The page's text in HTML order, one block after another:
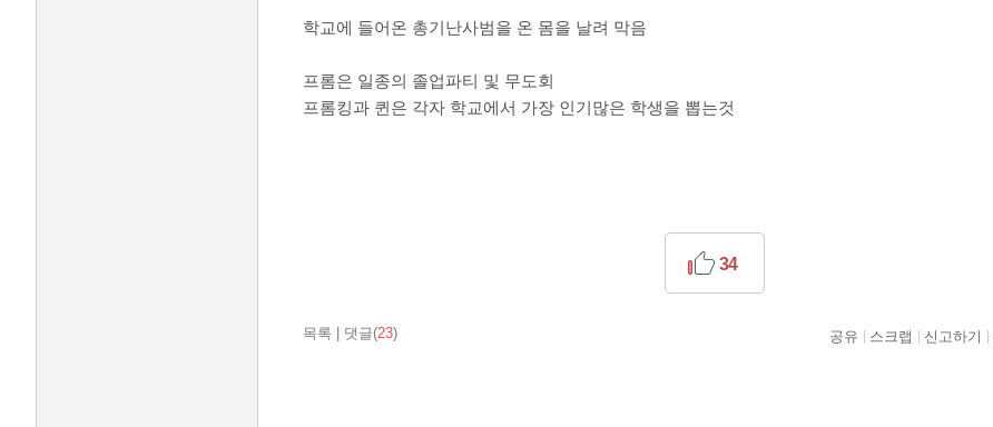
학교에 들어온 총기난사범을 온 몸을 날려 막음
프롬은 일종의 졸업파티 및 무도회
프롬킹과 퀸은 각자 학교에서 가장 인기많은 학생을 뽑는것
목록 댓글(23)
34
공유 스크랩 신고하기